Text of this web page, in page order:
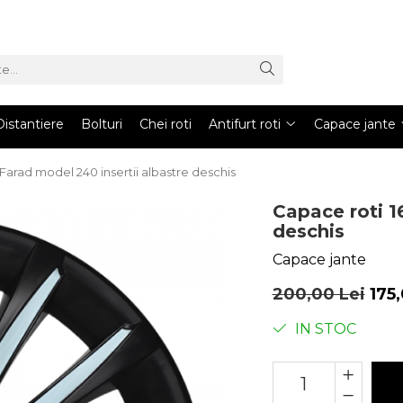
Bolturi Chei roti Antifurt roti Capace jante
model 240 insertii albastre deschis
Capace roti
deschis
Capace jante
200,00 Lei
IN STOC